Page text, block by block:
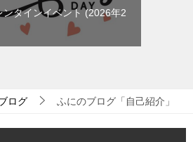
ンタインイベント
2026年2
ログ ふにのブログ「自己紹介」